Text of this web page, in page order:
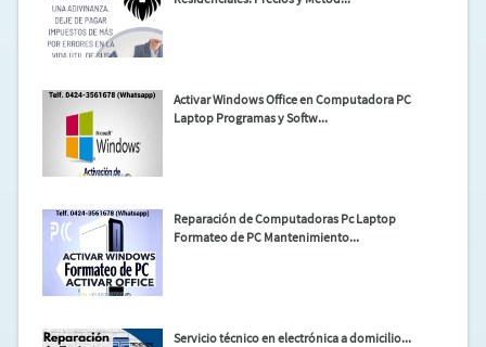
Activar Windows Office en Computadora PC
Laptop Programas y Softw...
Reparación de Computadoras Pc Laptop
Formateo de PC Mantenimiento...
Servicio técnico en electrónica a domicilio...